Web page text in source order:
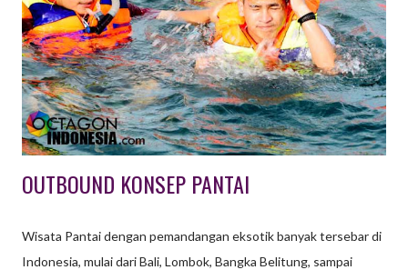
dan tidak beracun, sedangkan senjata yang digunakan untuk
menembakkannya biasa disebut paintball marker atau paintball
gun. Peralatan lain yang harus ada ialah masker pelindung wajah.
Selain untuk permainan, teknologi Paintball juga digunakan
sebagai simulasi / latihan militer yang lebi...
OUTBOUND KONSEP PANTAI
Wisata Pantai dengan pemandangan eksotik banyak tersebar di
Indonesia, mulai dari Bali, Lombok, Bangka Belitung, sampai